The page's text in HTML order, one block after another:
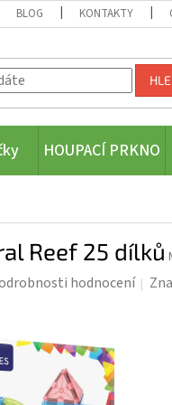
BLOG KONTAKTY
HOUPACÍ PRKNO
Reef 25 dílků
hodnocení